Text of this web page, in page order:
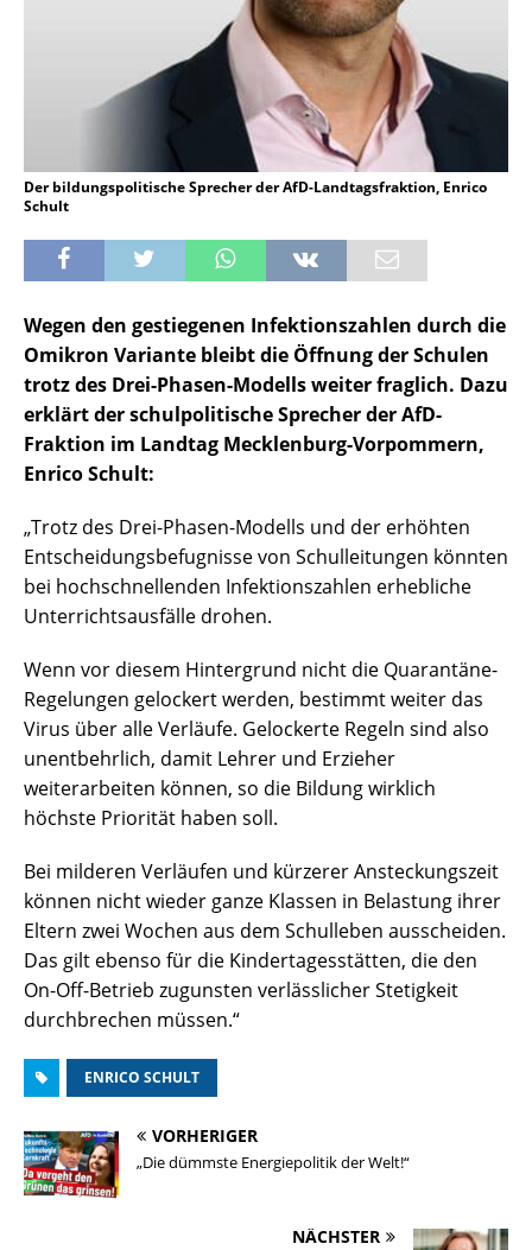
Der bildungspolitische Sprecher der AfD-Landtagsfraktion, Enrico
Schult
Wegen den gestiegenen Infektionszahlen durch die
Omikron Variante bleibt die Öffnung der Schulen
trotz des Drei-Phasen-Modells weiter fraglich. Dazu
erklärt der schulpolitische Sprecher der AfD-
Fraktion im Landtag Mecklenburg-Vorpommern,
Enrico Schult:
„Trotz des Drei-Phasen-Modells und der erhöhten
Entscheidungsbefugnisse von Schulleitungen könnten
bei hochschnellenden Infektionszahlen erhebliche
Unterrichtsausfälle drohen.
Wenn vor diesem Hintergrund nicht die Quarantäne-
Regelungen gelockert werden, bestimmt weiter das
Virus über alle Verläufe. Gelockerte Regeln sind also
unentbehrlich, damit Lehrer und Erzieher
weiterarbeiten können, so die Bildung wirklich
höchste Priorität haben soll.
Bei milderen Verläufen und kürzerer Ansteckungszeit
können nicht wieder ganze Klassen in Belastung ihrer
Eltern zwei Wochen aus dem Schulleben ausscheiden.
Das gilt ebenso für die Kindertagesstätten, die den
On-Off-Betrieb zugunsten verlässlicher Stetigkeit
durchbrechen müssen.“
ENRICO SCHULT
VORHERIGER
„Die dümmste Energiepolitik der Welt!“
NÄCHSTER